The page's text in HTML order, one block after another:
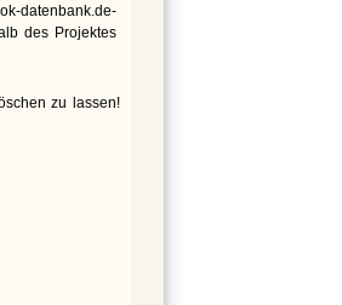
datenbank.de-
des Projektes
zu lassen!